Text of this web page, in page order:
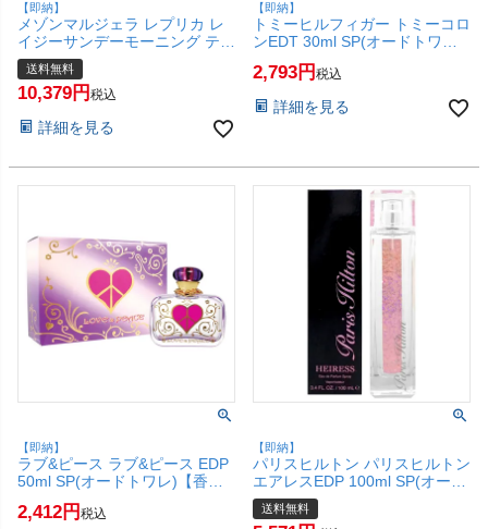
【即納】
メゾンマルジェラ レプリカ レ
イジーサンデーモーニング テス
ター EDT 100ml SP(オードトワ
レ)【香水】【未使用品】【宅
配便送料無料】(6061740)
送料無料
10,379 税込
詳細を見る
【即納】
トミーヒルフィガー トミーコロ
ンEDT 30ml SP(オードトワレ)
【香水】【SBT】 (6061283)
2,793 税込
詳細を見る
【即納】
ラブ&ピース ラブ&ピース EDP
50ml SP(オードトワレ)【香
水】【SBT】 (6061096)
2,412 税込
【即納】
パリスヒルトン パリスヒルトン
エアレスEDP 100ml SP(オード
パルファム)【香水】【宅配便
送料無料】 (6045374)
送料無料